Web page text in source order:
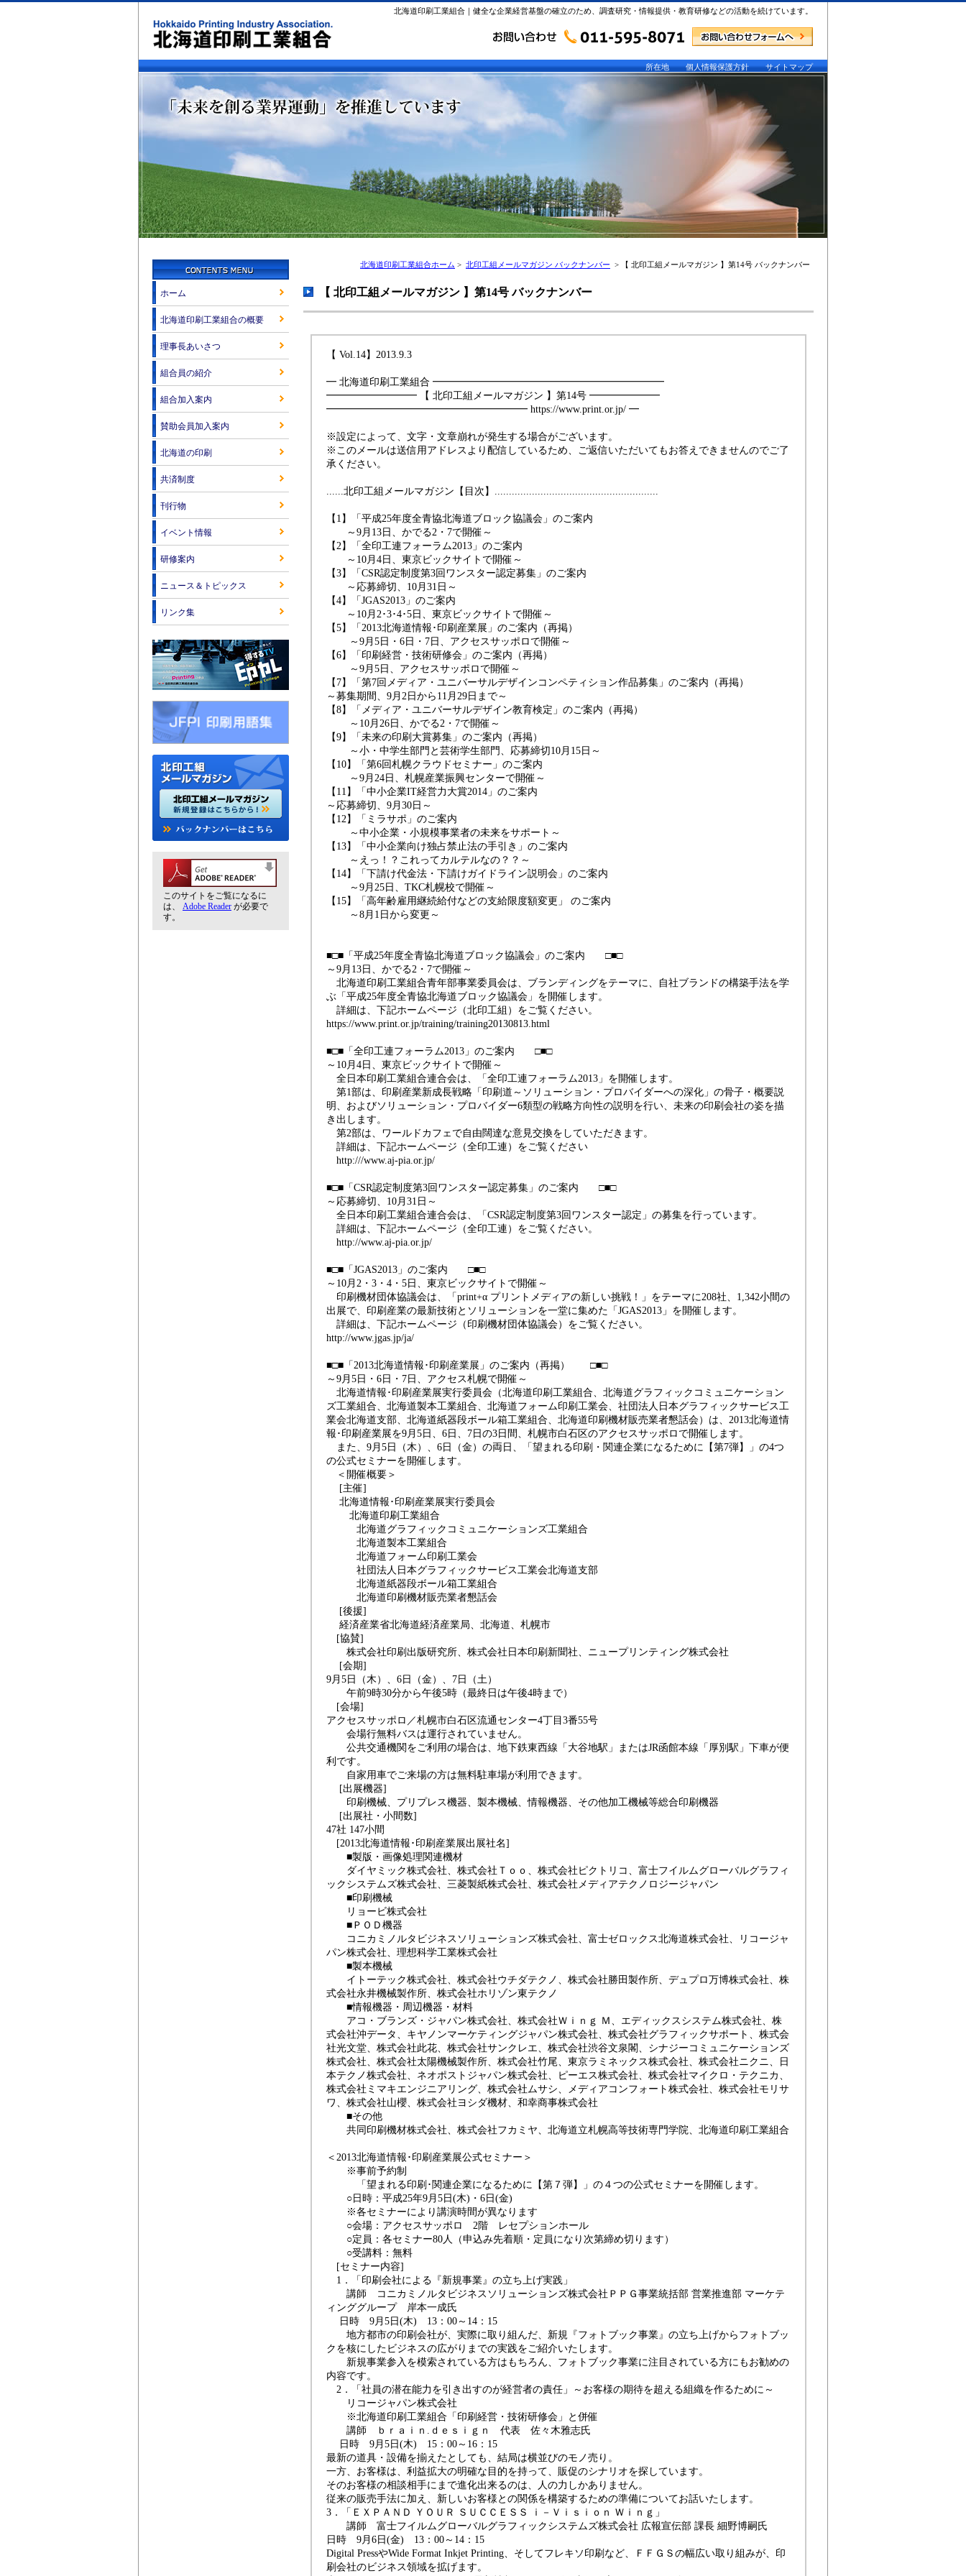
北海道印刷工業組合｜健全な企業経営基盤の確立のため、調査研究・情報提供・教育研修などの活動を続けています。
所在地 個人情報保護方針 サイトマップ
北海道印刷工業組合ホーム > 北印工組メールマガジン バックナンバー > 【 北印工組メールマガジン 】第14号 バックナンバー
【 北印工組メールマガジン 】第14号 バックナンバー
【 Vol.14】2013.9.3
━ 北海道印刷工業組合 ━━━━━━━━━━━━━━━━━━━━━━━
━━━━━━━━━ 【 北印工組メールマガジン 】第14号 ━━━━━━━
━━━━━━━━━━━━━━━━━━━━ https://www.print.or.jp/ ━
※設定によって、文字・文章崩れが発生する場合がございます。
※このメールは送信用アドレスより配信しているため、ご返信いただいてもお答えできませんのでご了
承ください。
......北印工組メールマガジン【目次】.........................................................
【1】「平成25年度全青協北海道ブロック協議会」のご案内
～9月13日、かでる2・7で開催～
【2】「全印工連フォーラム2013」のご案内
～10月4日、東京ビックサイトで開催～
【3】「CSR認定制度第3回ワンスター認定募集」のご案内
～応募締切、10月31日～
【4】「JGAS2013」のご案内
～10月2･3･4･5日、東京ビックサイトで開催～
【5】「2013北海道情報･印刷産業展」のご案内（再掲）
～9月5日・6日・7日、アクセスサッポロで開催～
【6】「印刷経営・技術研修会」のご案内（再掲）
～9月5日、アクセスサッポロで開催～
【7】「第7回メディア・ユニバーサルデザインコンペティション作品募集」のご案内（再掲）
～募集期間、9月2日から11月29日まで～
【8】「メディア・ユニバーサルデザイン教育検定」のご案内（再掲）
～10月26日、かでる2・7で開催～
【9】「未来の印刷大賞募集」のご案内（再掲）
～小・中学生部門と芸術学生部門、応募締切10月15日～
【10】「第6回札幌クラウドセミナー」のご案内
～9月24日、札幌産業振興センターで開催～
【11】「中小企業IT経営力大賞2014」のご案内
～応募締切、9月30日～
【12】「ミラサポ」のご案内
～中小企業・小規模事業者の未来をサポート～
【13】「中小企業向け独占禁止法の手引き」のご案内
～えっ！？これってカルテルなの？？～
【14】「下請け代金法・下請けガイドライン説明会」のご案内
～9月25日、TKC札幌校で開催～
【15】「高年齢雇用継続給付などの支給限度額変更」 のご案内
～8月1日から変更～
■□■「平成25年度全青協北海道ブロック協議会」のご案内 □■□
～9月13日、かでる2・7で開催～
北海道印刷工業組合青年部事業委員会は、ブランディングをテーマに、自社ブランドの構築手法を学
ぶ「平成25年度全青協北海道ブロック協議会」を開催します。
詳細は、下記ホームページ（北印工組）をご覧ください。
https://www.print.or.jp/training/training20130813.html
■□■「全印工連フォーラム2013」のご案内 □■□
～10月4日、東京ビックサイトで開催～
全日本印刷工業組合連合会は、「全印工連フォーラム2013」を開催します。
第1部は、印刷産業新成長戦略「印刷道～ソリューション・プロバイダーへの深化」の骨子・概要説
明、およびソリューション・プロバイダー6類型の戦略方向性の説明を行い、未来の印刷会社の姿を描
き出します。
第2部は、ワールドカフェで自由闊達な意見交換をしていただきます。
詳細は、下記ホームページ（全印工連）をご覧ください
http:///www.aj-pia.or.jp/
■□■「CSR認定制度第3回ワンスター認定募集」のご案内 □■□
～応募締切、10月31日～
全日本印刷工業組合連合会は、「CSR認定制度第3回ワンスター認定」の募集を行っています。
詳細は、下記ホームページ（全印工連）をご覧ください。
http://www.aj-pia.or.jp/
■□■「JGAS2013」のご案内 □■□
～10月2・3・4・5日、東京ビックサイトで開催～
印刷機材団体協議会は、「print+α プリントメディアの新しい挑戦！」をテーマに208社、1,342小間の
出展で、印刷産業の最新技術とソリューションを一堂に集めた「JGAS2013」を開催します。
詳細は、下記ホームページ（印刷機材団体協議会）をご覧ください。
http://www.jgas.jp/ja/
■□■「2013北海道情報･印刷産業展」のご案内（再掲） □■□
～9月5日・6日・7日、アクセス札幌で開催～
北海道情報･印刷産業展実行委員会（北海道印刷工業組合、北海道グラフィックコミュニケーション
ズ工業組合、北海道製本工業組合、北海道フォーム印刷工業会、社団法人日本グラフィックサービス工
業会北海道支部、北海道紙器段ボール箱工業組合、北海道印刷機材販売業者懇話会）は、2013北海道情
報･印刷産業展を9月5日、6日、7日の3日間、札幌市白石区のアクセスサッポロで開催します。
また、9月5日（木）、6日（金）の両日、「望まれる印刷・関連企業になるために【第7弾】」の4つ
の公式セミナーを開催します。
＜開催概要＞
[主催]
北海道情報･印刷産業展実行委員会
北海道印刷工業組合
北海道グラフィックコミュニケーションズ工業組合
北海道製本工業組合
北海道フォーム印刷工業会
社団法人日本グラフィックサービス工業会北海道支部
北海道紙器段ボール箱工業組合
北海道印刷機材販売業者懇話会
[後援]
経済産業省北海道経済産業局、北海道、札幌市
[協賛]
株式会社印刷出版研究所、株式会社日本印刷新聞社、ニュープリンティング株式会社
[会期]
9月5日（木）、6日（金）、7日（土）
午前9時30分から午後5時（最終日は午後4時まで）
[会場]
アクセスサッポロ／札幌市白石区流通センター4丁目3番55号
会場行無料バスは運行されていません。
公共交通機関をご利用の場合は、地下鉄東西線「大谷地駅」またはJR函館本線「厚別駅」下車が便
利です。
自家用車でご来場の方は無料駐車場が利用できます。
[出展機器]
印刷機械、プリプレス機器、製本機械、情報機器、その他加工機械等総合印刷機器
[出展社・小間数]
47社 147小間
[2013北海道情報･印刷産業展出展社名]
■製版・画像処理関連機材
ダイヤミック株式会社、株式会社Ｔｏｏ、株式会社ピクトリコ、富士フイルムグローバルグラフィ
ックシステムズ株式会社、三菱製紙株式会社、株式会社メディアテクノロジージャパン
■印刷機械
リョービ株式会社
■ＰＯＤ機器
コニカミノルタビジネスソリューションズ株式会社、富士ゼロックス北海道株式会社、リコージャ
パン株式会社、理想科学工業株式会社
■製本機械
イトーテック株式会社、株式会社ウチダテクノ、株式会社勝田製作所、デュプロ万博株式会社、株
式会社永井機械製作所、株式会社ホリゾン東テクノ
■情報機器・周辺機器・材料
アコ・ブランズ・ジャパン株式会社、株式会社Ｗｉｎｇ Ｍ、エディックスシステム株式会社、株
式会社沖データ、キヤノンマーケティングジャパン株式会社、株式会社グラフィックサポート、株式会
社光文堂、株式会社此花、株式会社サンクレエ、株式会社渋谷文泉閣、シナジーコミュニケーションズ
株式会社、株式会社太陽機械製作所、株式会社竹尾、東京ラミネックス株式会社、株式会社ニクニ、日
本テクノ株式会社、ネオポストジャパン株式会社、ピーエス株式会社、株式会社マイクロ・テクニカ、
株式会社ミマキエンジニアリング、株式会社ムサシ、メディアコンフォート株式会社、株式会社モリサ
ワ、株式会社山櫻、株式会社ヨシダ機材、和幸商事株式会社
■その他
共同印刷機材株式会社、株式会社フカミヤ、北海道立札幌高等技術専門学院、北海道印刷工業組合
＜2013北海道情報･印刷産業展公式セミナー＞
※事前予約制
「望まれる印刷･関連企業になるために【第７弾】」の４つの公式セミナーを開催します。
○日時：平成25年9月5日(木)・6日(金)
※各セミナーにより講演時間が異なります
○会場：アクセスサッポロ 2階 レセプションホール
○定員：各セミナー80人（申込み先着順・定員になり次第締め切ります）
○受講料：無料
[セミナー内容]
1．「印刷会社による『新規事業』の立ち上げ実践」
講師 コニカミノルタビジネスソリューションズ株式会社ＰＰＧ事業統括部 営業推進部 マーケテ
ィンググループ 岸本一成氏
日時 9月5日(木) 13：00～14：15
地方都市の印刷会社が、実際に取り組んだ、新規『フォトブック事業』の立ち上げからフォトブッ
クを核にしたビジネスの広がりまでの実践をご紹介いたします。
新規事業参入を模索されている方はもちろん、フォトブック事業に注目されている方にもお勧めの
内容です。
2．「社員の潜在能力を引き出すのが経営者の責任」～お客様の期待を超える組織を作るために～
リコージャパン株式会社
※北海道印刷工業組合「印刷経営・技術研修会」と併催
講師 ｂｒａｉｎ.ｄｅｓｉｇｎ 代表 佐々木雅志氏
日時 9月5日(木) 15：00～16：15
最新の道具・設備を揃えたとしても、結局は横並びのモノ売り。
一方、お客様は、利益拡大の明確な目的を持って、販促のシナリオを探しています。
そのお客様の相談相手にまで進化出来るのは、人の力しかありません。
従来の販売手法に加え、新しいお客様との関係を構築するための準備についてお話いたします。
3．「ＥＸＰＡＮＤ ＹＯＵＲ ＳＵＣＣＥＳＳ ｉ－Ｖｉｓｉｏｎ Ｗｉｎｇ」
講師 富士フイルムグローバルグラフィックシステムズ株式会社 広報宣伝部 課長 細野博嗣氏
日時 9月6日(金) 13：00～14：15
Digital PressやWide Format Inkjet Printing、そしてフレキソ印刷など、ＦＦＧＳの幅広い取り組みが、印
刷会社のビジネス領域を拡げます。
ホーム
北海道印刷工業組合の概要
理事長あいさつ
組合員の紹介
組合加入案内
賛助会員加入案内
北海道の印刷
共済制度
刊行物
イベント情報
研修案内
ニュース＆トピックス
リンク集
このサイトをご覧になるに
は、 Adobe Reader が必要で
す。